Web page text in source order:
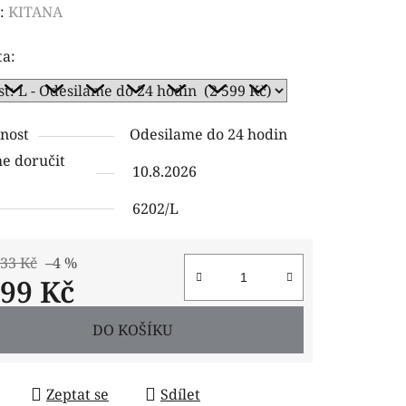
KITANA
Odesilame do 24 hodin
doručit
10.8.2026
6202/L
Kč –4 %
Kč
DO KOŠÍKU
Zeptat se Sdílet